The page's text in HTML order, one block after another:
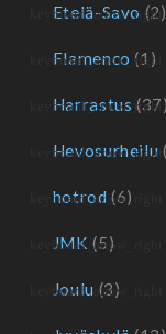
Etelä-Savo (2)
Flamenco (1)
Harrastus (37)
Hevosurheilu
hotrod (6)
JMK (5)
Joulu (3)